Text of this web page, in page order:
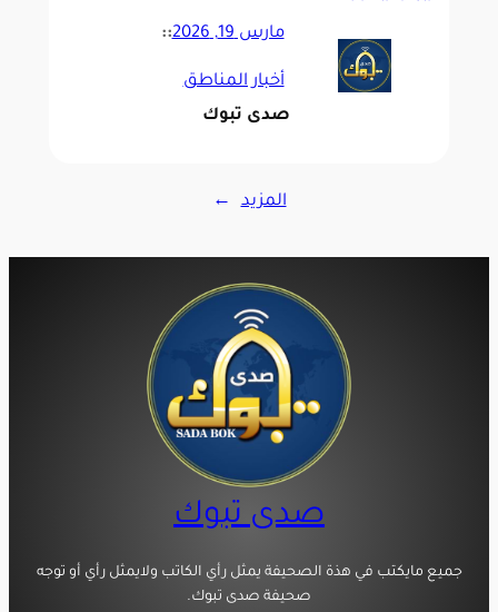
مارس 19, 2026 ::
أخبار المناطق
صدى تبوك
المزيد →
صدى تبوك
جميع مايكتب في هذة الصحيفة يمثل رأي الكاتب ولايمثل رأي أو توجه
صحيفة صدى تبوك.